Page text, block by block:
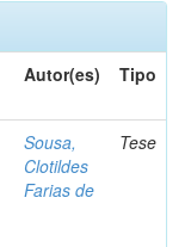
Autor(es) Tipo
Sousa,
Clotildes
Farias de
Tese